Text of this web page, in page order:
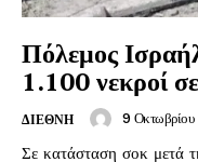
Πόλεμος
1.100 νεκροί
ΔΙΕΘΝΗ 9
Σε κατάσταση σοκ μετά